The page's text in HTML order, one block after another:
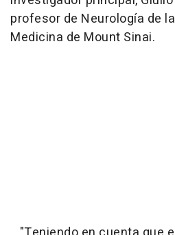
profesor de Neurología de
Medicina de Mount Sinai.